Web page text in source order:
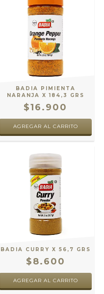
BADIA PIMIENTA
NARANJA X 184,3 GRS
$16.900
BADIA CURRY X 56,7 GRS
$8.600